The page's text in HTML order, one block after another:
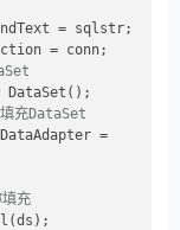
= sqlstr;
= conn;
DataSet();
充DataSet
                SqlDataAdapter sDataAdapter =
充